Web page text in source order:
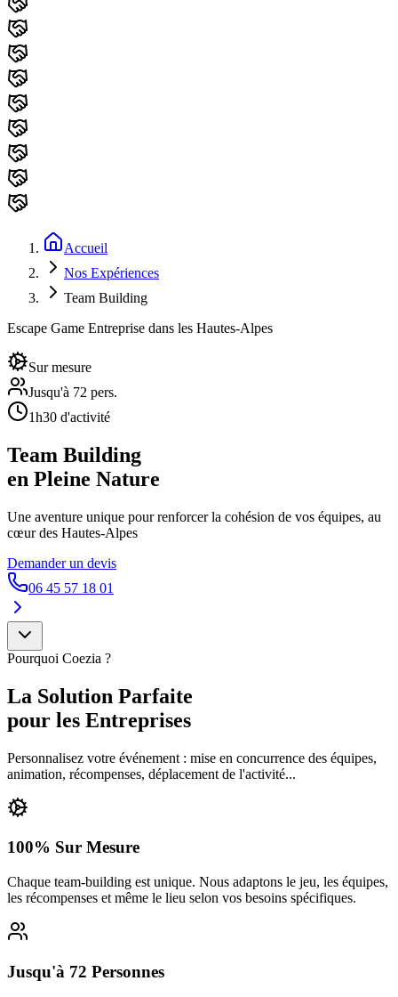
Accueil
Nos Expériences
Team Building
Escape Game Entreprise dans les Hautes-Alpes
Sur mesure
Jusqu'à 72 pers.
1h30 d'activité
Team Building
en Pleine Nature
Une aventure unique pour renforcer la cohésion de vos équipes, au
cœur des Hautes-Alpes
Demander un devis
06 45 57 18 01
Pourquoi Coezia ?
La Solution Parfaite
pour les Entreprises
Personnalisez votre événement : mise en concurrence des équipes,
animation, récompenses, déplacement de l'activité...
100% Sur Mesure
Chaque team-building est unique. Nous adaptons le jeu, les équipes,
les récompenses et même le lieu selon vos besoins spécifiques.
Jusqu'à 72 Personnes